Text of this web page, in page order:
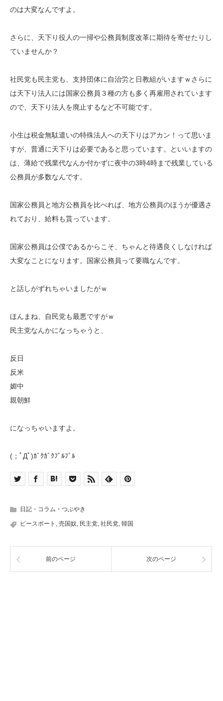
のは大変なんですよ。
さらに、天下り役人の一掃や公務員制度改革に期待を寄せたりし
ていませんか？
社民党も民主党も、支持団体に自治労と日教組がいますｗさらに
は天下り法人には国家公務員３種の方も多く再雇用されています
ので、天下り法人を廃止するなど不可能です。
小生は税金無駄遣いの特殊法人への天下りはアカン！って思いま
すが、普通に天下りは必要であると思っています。といいますの
は、薄給で残業代なんか付かずに夜中の3時4時まで残業している
公務員が多数なんです。
国家公務員と地方公務員を比べれば、地方公務員のほうが優遇さ
れており、給料も貰っています。
国家公務員は公僕であるからこそ、ちゃんと待遇良くしなければ
大変なことになります。国家公務員って要職なんです。
と話しがずれちゃいましたがｗ
ほんまね、自民党も最悪ですがｗ
民主党なんかになっちゃうと、
反日
反米
媚中
親朝鮮
になっちゃいますよ。
(；ﾟДﾟ)ｶﾞｸｶﾞｸﾌﾞﾙﾌﾞﾙ
日記・コラム・つぶやき
ピースボート , 売国奴, 民主党, 社民党, 韓国
前のページ 次のページ